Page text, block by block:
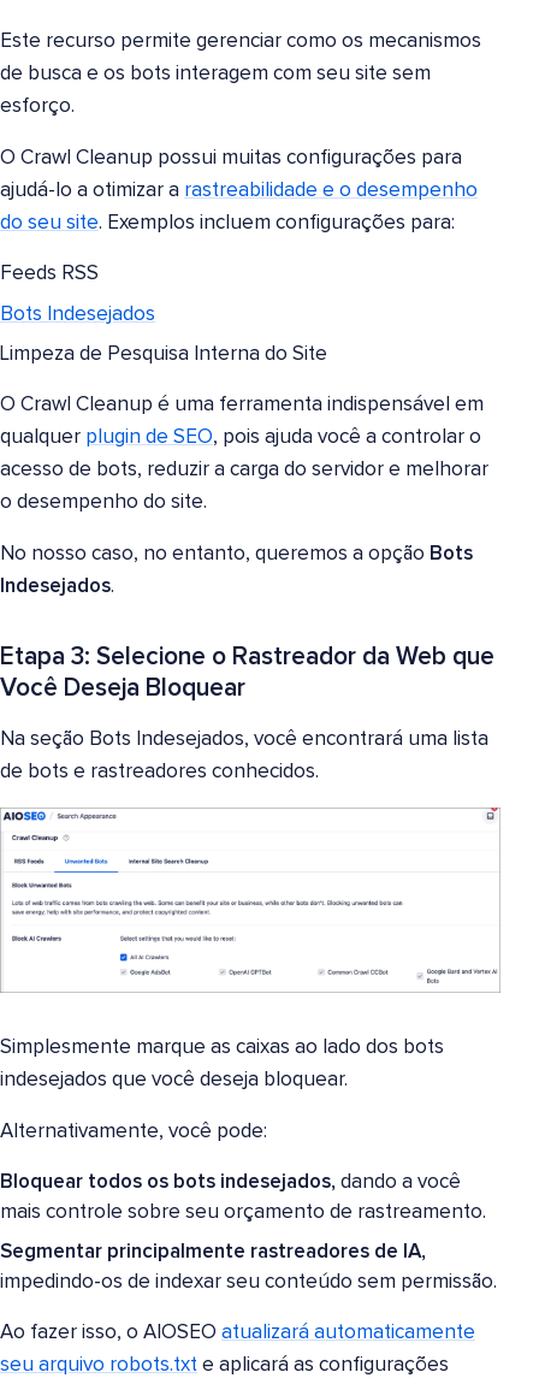
Este recurso permite gerenciar como os mecanismos
de busca e os bots interagem com seu site sem
esforço.
O Crawl Cleanup possui muitas configurações para
ajudá-lo a otimizar a rastreabilidade e o desempenho
do seu site. Exemplos incluem configurações para:
Feeds RSS
Bots Indesejados
Limpeza de Pesquisa Interna do Site
O Crawl Cleanup é uma ferramenta indispensável em
qualquer plugin de SEO, pois ajuda você a controlar o
acesso de bots, reduzir a carga do servidor e melhorar
o desempenho do site.
No nosso caso, no entanto, queremos a opção Bots
Indesejados.
Etapa 3: Selecione o Rastreador da Web que
Você Deseja Bloquear
Na seção Bots Indesejados, você encontrará uma lista
de bots e rastreadores conhecidos.
Simplesmente marque as caixas ao lado dos bots
indesejados que você deseja bloquear.
Alternativamente, você pode:
Bloquear todos os bots indesejados, dando a você
mais controle sobre seu orçamento de rastreamento.
Segmentar principalmente rastreadores de IA,
impedindo-os de indexar seu conteúdo sem permissão.
Ao fazer isso, o AIOSEO atualizará automaticamente
seu arquivo robots.txt e aplicará as configurações